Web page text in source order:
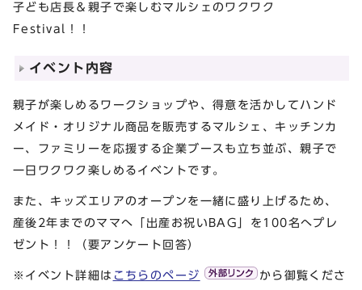
子ども店長＆親子で楽しむマルシェのワクワク
Festival！！
イベント内容
親子が楽しめるワークショップや、得意を活かしてハンド
メイド・オリジナル商品を販売するマルシェ、キッチンカ
ー、ファミリーを応援する企業ブースも立ち並ぶ、親子で
一日ワクワク楽しめるイベントです。
また、キッズエリアのオープンを一緒に盛り上げるため、
産後2年までのママへ「出産お祝いBAG」を100名へプレ
ゼント！！（要アンケート回答）
※イベント詳細は こちらのページ
から御覧くださ